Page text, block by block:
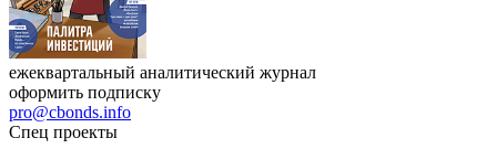
ежеквартальный аналитический журнал
оформить подписку
pro@cbonds.info
Спец проекты